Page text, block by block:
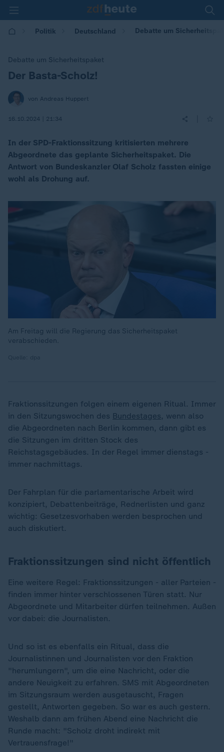
Politik Deutschland Debatte um
Debatte um Sicherheitspaket
:Der Basta-Scholz!
von Andreas Huppert
16.10.2024 | 21:34
In der SPD-Fraktionssitzung kritisierten mehrere
Abgeordnete das geplante Sicherheitspaket. Die
Antwort von Bundeskanzler Olaf Scholz fassten einige
wohl als Drohung auf.
Am Freitag will die Regierung das Sicherheitspaket
verabschieden.
Fraktionssitzungen folgen einem eigenen Ritual. Immer
in den Sitzungswochen des Bundestages, wenn also
die Abgeordneten nach Berlin kommen, dann gibt es
die Sitzungen im dritten Stock des
Reichstagsgebäudes. In der Regel immer dienstags -
immer nachmittags.
Der Fahrplan für die parlamentarische Arbeit wird
konzipiert, Debattenbeiträge, Rednerlisten und ganz
wichtig: Gesetzesvorhaben werden besprochen und
auch diskutiert.
Fraktionssitzungen sind nicht öffentlich
Eine weitere Regel: Fraktionssitzungen - aller Parteien -
finden immer hinter verschlossenen Türen statt. Nur
Abgeordnete und Mitarbeiter dürfen teilnehmen. Außen
vor dabei: die Journalisten.
Und so ist es ebenfalls ein Ritual, dass die
Journalistinnen und Journalisten vor den Fraktion
"herumlungern", um die eine Nachricht, oder die
andere Neuigkeit zu erfahren. SMS mit Abgeordneten
im Sitzungsraum werden ausgetauscht, Fragen
gestellt, Antworten gegeben. So war es auch gestern.
Weshalb dann am frühen Abend eine Nachricht die
Runde macht: "Scholz droht indirekt mit
Vertrauensfrage!"